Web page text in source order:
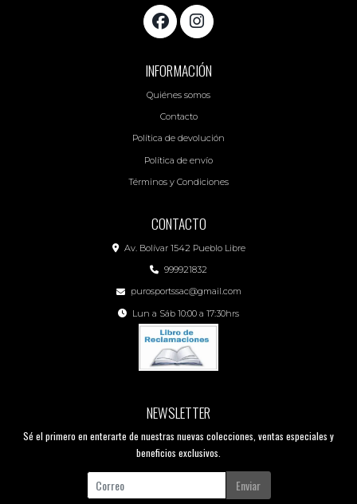
INFORMACIÓN
Quiénes somos
Contacto
Política de devolución
Política de envío
Términos y Condiciones
CONTACTO
Av. Bolívar 1542 Pueblo Libre
999921832
purosportssac@gmail.com
Lun a Sáb 10:00 a 17:30hrs
NEWSLETTER
Sé el primero en enterarte de nuestras nuevas colecciones, ventas especiales y
beneficios exclusivos.
Enviar